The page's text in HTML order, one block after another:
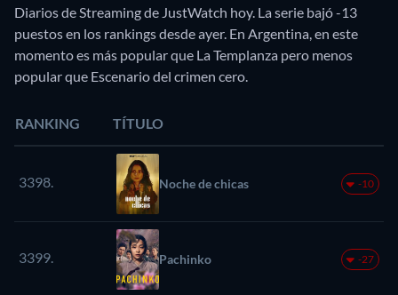
Diarios de Streaming de JustWatch hoy. La serie bajó -13
puestos en los rankings desde ayer. En Argentina, en este
momento es más popular que La Templanza pero menos
popular que Escenario del crimen cero.
RANKING TÍTULO
3398. Noche de chicas -10
3399. Pachinko -27